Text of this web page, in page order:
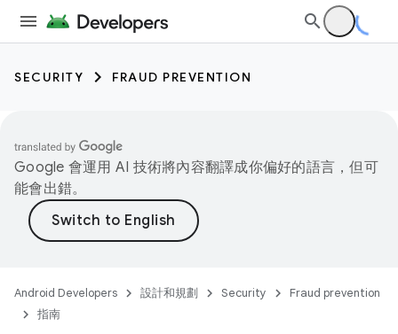
SECURITY FRAUD PREVENTION
Google 會運用 AI 技術將內容翻譯成你偏好的語言，但可
能會出錯。
Android Developers 設計和規劃 Security
Fraud prevention
指南